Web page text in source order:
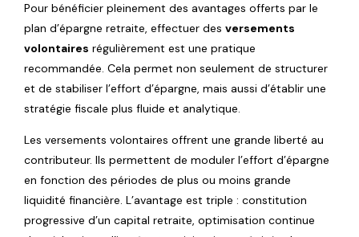
Pour bénéficier pleinement des avantages offerts par le
plan d’épargne retraite, effectuer des versements
volontaires régulièrement est une pratique
recommandée. Cela permet non seulement de structurer
et de stabiliser l’effort d’épargne, mais aussi d’établir une
stratégie fiscale plus fluide et analytique.
Les versements volontaires offrent une grande liberté au
contributeur. Ils permettent de moduler l’effort d’épargne
en fonction des périodes de plus ou moins grande
liquidité financière. L’avantage est triple : constitution
progressive d’un capital retraite, optimisation continue